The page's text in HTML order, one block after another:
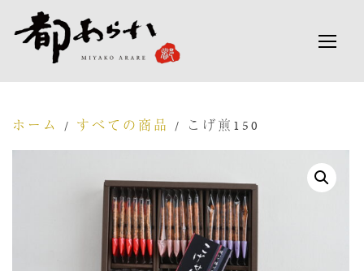
ン
ン
へ
ス
対
サイ
ホーム / すべての商品 / こげ煎150